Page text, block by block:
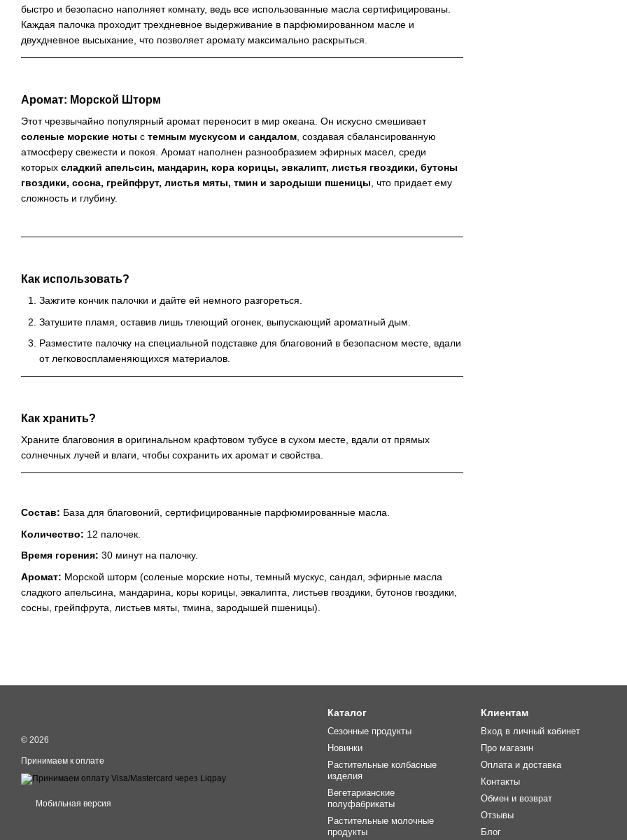
быстро и безопасно наполняет комнату, ведь все использованные масла сертифицированы.
Каждая палочка проходит трехдневное выдерживание в парфюмированном масле и
двухдневное высыхание, что позволяет аромату максимально раскрыться.
Аромат: Морской Шторм
Этот чрезвычайно популярный аромат переносит в мир океана. Он искусно смешивает
соленые морские ноты с темным мускусом и сандалом , создавая сбалансированную
атмосферу свежести и покоя. Аромат наполнен разнообразием эфирных масел, среди
которых сладкий апельсин, мандарин, кора корицы, эвкалипт, листья гвоздики, бутоны
гвоздики, сосна, грейпфрут, листья мяты, тмин и зародыши пшеницы , что придает ему
сложность и глубину.
Как использовать?
Зажгите кончик палочки и дайте ей немного разгореться.
Затушите пламя, оставив лишь тлеющий огонек, выпускающий ароматный дым.
Разместите палочку на специальной подставке для благовоний в безопасном месте, вдали
от легковоспламеняющихся материалов.
Как хранить?
Храните благовония в оригинальном крафтовом тубусе в сухом месте, вдали от прямых
солнечных лучей и влаги, чтобы сохранить их аромат и свойства.
Состав: База для благовоний, сертифицированные парфюмированные масла.
Количество: 12 палочек.
Время горения: 30 минут на палочку.
Аромат: Морской шторм (соленые морские ноты, темный мускус, сандал, эфирные масла
сладкого апельсина, мандарина, коры корицы, эвкалипта, листьев гвоздики, бутонов гвоздики,
сосны, грейпфрута, листьев мяты, тмина, зародышей пшеницы).
© 2026
Принимаем к оплате
Мобильная версия
Каталог
Сезонные продукты
Новинки
Растительные колбасные
изделия
Вегетарианские
полуфабрикаты
Растительные молочные
продукты
Клиентам
Вход в личный кабинет
Про магазин
Оплата и доставка
Контакты
Обмен и возврат
Отзывы
Блог